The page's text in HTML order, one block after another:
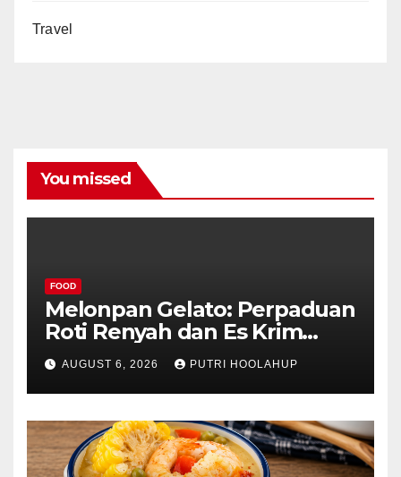
Travel
You missed
FOOD
Melonpan Gelato: Perpaduan
Roti Renyah dan Es Krim
Lembut yang Menggoda
AUGUST 6, 2026 PUTRI HOOLAHUP